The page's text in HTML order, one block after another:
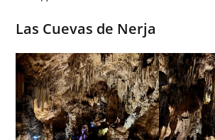
Las Cuevas de Nerja